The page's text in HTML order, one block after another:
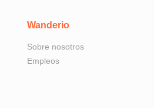
Wanderio
Sobre nosotros
Empleos